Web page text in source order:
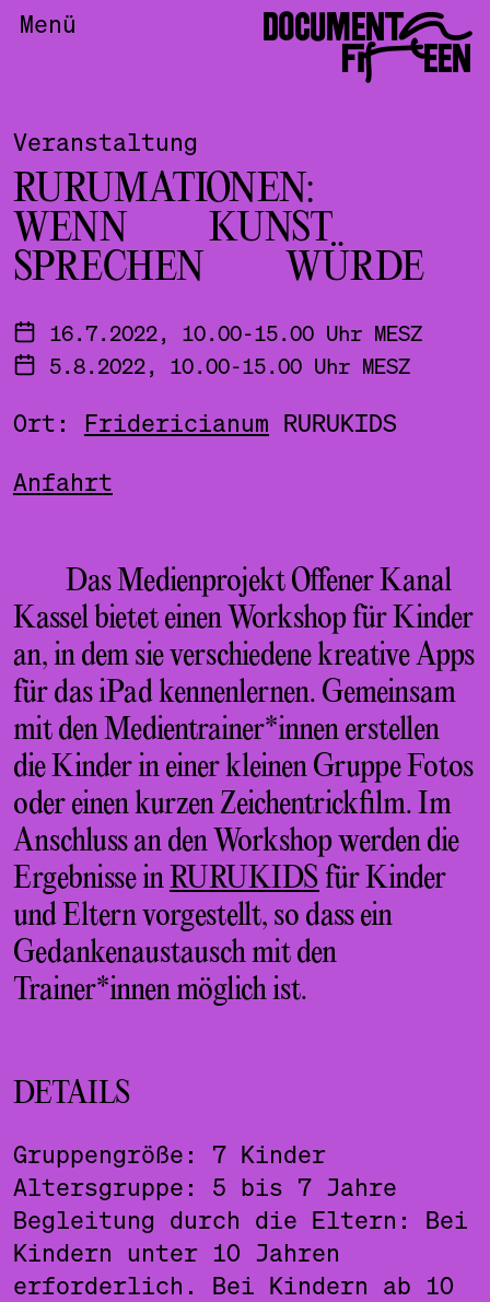
Menü DOCUMENTA
FIFTEEN
Veranstaltung
RURUMATIONEN:
WENN KUNST
SPRECHEN WÜRDE
16.7.2022, 10.00-15.00 Uhr MESZ
5.8.2022, 10.00-15.00 Uhr MESZ
Ort: Fridericianum RURUKIDS
Anfahrt
Das Medienprojekt Offener Kanal
Kassel bietet einen Workshop für Kinder
an, in dem sie verschiedene kreative Apps
für das iPad kennenlernen. Gemeinsam
mit den Medientrainer*innen erstellen
die Kinder in einer kleinen Gruppe Fotos
oder einen kurzen Zeichentrickfilm. Im
Anschluss an den Workshop werden die
Ergebnisse inRURUKIDSfür Kinder
und Eltern vorgestellt, so dass ein
Gedankenaustausch mit den
Trainer*innen möglich ist.
DETAILS
Gruppengröße: 7 Kinder
Altersgruppe: 5 bis 7 Jahre
Begleitung durch die Eltern: Bei
Kindern unter 10 Jahren
erforderlich. Bei Kindern ab 10